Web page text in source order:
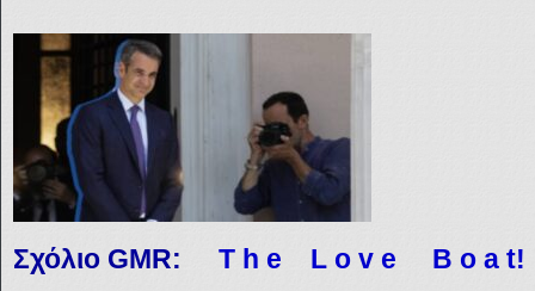
Σχόλιο GMR:
T h e L o v e B o a t!